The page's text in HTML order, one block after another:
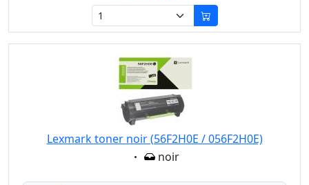
Lexmark toner noir (56F2H0E / 056F2H0E)
Eigenschaft:
noir